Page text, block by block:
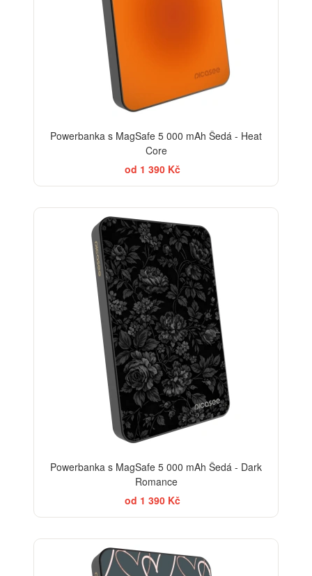
Powerbanka s MagSafe 5 000 mAh Šedá - Heat
Core
od 1 390 Kč
Powerbanka s MagSafe 5 000 mAh Šedá - Dark
Romance
od 1 390 Kč